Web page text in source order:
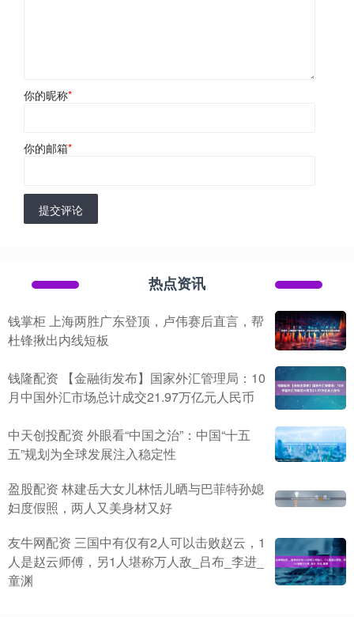
你的昵称*
你的邮箱*
提交评论
热点资讯
钱掌柜 上海两胜广东登顶，卢伟赛后直言，帮
杜锋揪出内线短板
钱隆配资 【金融街发布】国家外汇管理局：10
月中国外汇市场总计成交21.97万亿元人民币
中天创投配资 外眼看“中国之治”：中国“十五
五”规划为全球发展注入稳定性
盈股配资 林建岳大女儿林恬儿晒与巴菲特孙媳
妇度假照，两人又美身材又好
友牛网配资 三国中有仅有2人可以击败赵云，1
人是赵云师傅，另1人堪称万人敌_吕布_李进_
童渊